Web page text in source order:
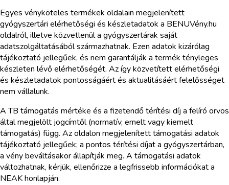
Egyes vényköteles termékek oldalain megjelenített
gyógyszertári elérhetőségi és készletadatok a BENUVény.hu
oldalról, illetve közvetlenül a gyógyszertárak saját
adatszolgáltatásából származhatnak. Ezen adatok kizárólag
tájékoztató jellegűek, és nem garantálják a termék tényleges
készleten lévő elérhetőségét. Az így közvetített elérhetőségi
és készletadatok pontosságáért és aktualitásáért felelősséget
nem vállalunk.
A TB támogatás mértéke és a fizetendő térítési díj a felíró orvos
által megjelölt jogcímtől (normatív, emelt vagy kiemelt
támogatás) függ. Az oldalon megjelenített támogatási adatok
tájékoztató jellegűek; a pontos térítési díjat a gyógyszertárban,
a vény beváltásakor állapítják meg. A támogatási adatok
változhatnak, kérjük, ellenőrizze a legfrissebb információkat a
NEAK honlapján.